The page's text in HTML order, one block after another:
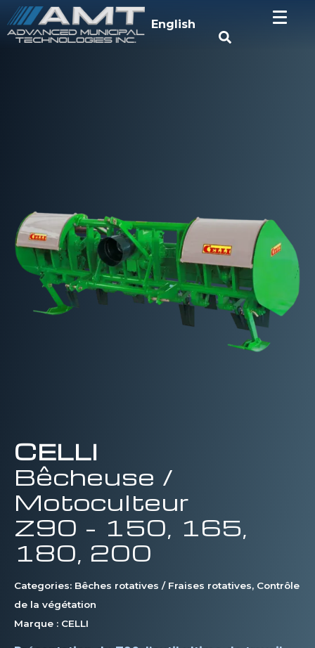
English
CELLI
Bêcheuse /
Motoculteur
Z90 – 150, 165,
180, 200
Categories: Bêches rotatives / Fraises rotatives, Contrôle
de la végétation
Marque : CELLI